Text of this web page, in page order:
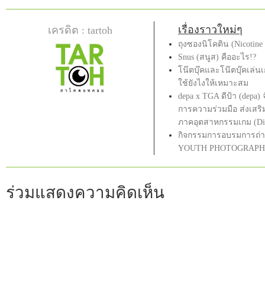
เครดิต : tartoh เรื่องราวใหม่ๆ
ถุงซองนิโคติน (Nicotine
Snus (สนูส) คืออะไร!?
โน๊ตบุ๊คและโน๊ตบุ๊คเล่น
ใช้ยังไงให้เหมาะสม
depa x TGA ดีป้า
การความร่วมมือ ส่งเ
ภาคอุตสาหกรรมเกม
กิจกรรมการอบรมการถ่
YOUTH
ร่วมแสดงความคิดเห็น